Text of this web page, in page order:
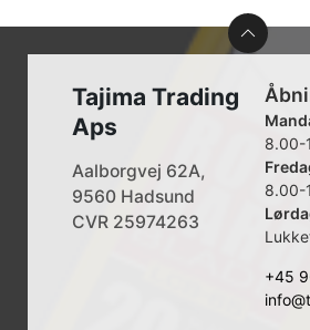
Tajima Trading
Aps
Aalborgvej 62A,
9560 Hadsund
CVR 25974263
8.00-
8.00-
+45